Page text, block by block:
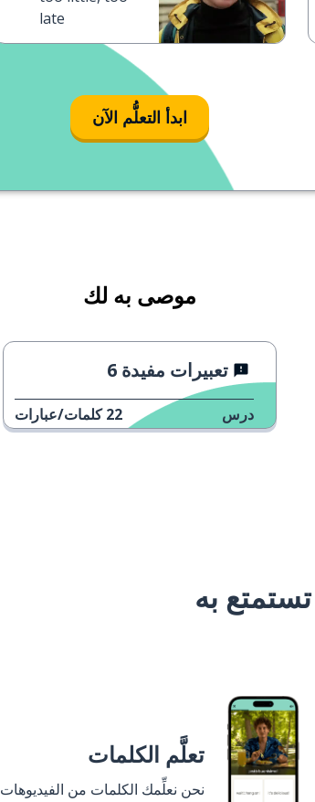
late
ابدأ التعلُّم الآن
موصى به لك
تعبيرات مفيدة 6
درس 22 كلمات/عبارات
به
تعلَّم الكلمات
نحن نعلِّمك الكلمات من الفيديوهات